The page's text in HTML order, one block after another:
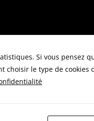
Vérifiez vos paramètres
Si vous pensez
choisir le type de